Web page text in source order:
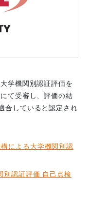
学機関別認証評価を
て受審し、評価の結
合していると認定され
による大学機関別認
別認証評価 自己点検